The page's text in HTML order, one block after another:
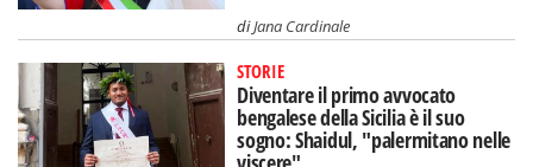
diJana Cardinale
STORIE
Diventare il primo avvocato
bengalese della Sicilia è il suo
sogno: Shaidul, "palermitano nelle